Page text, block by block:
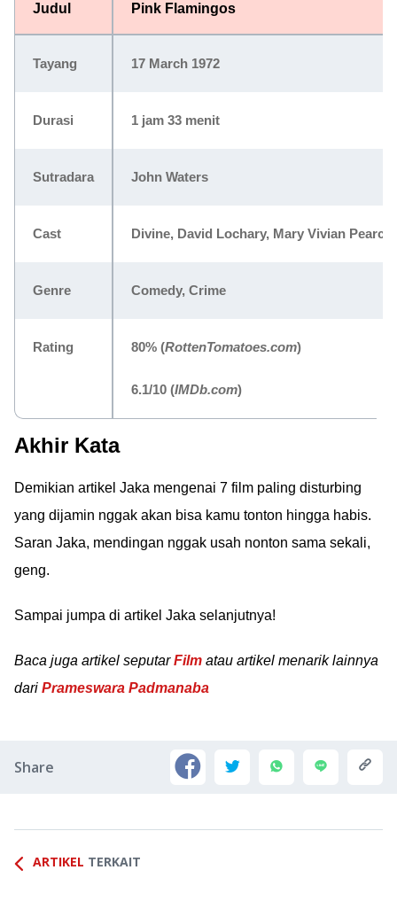
Judul Pink Flamingos
Tayang 17 March 1972
Durasi 1 jam 33 menit
Sutradara John Waters
Cast Divine, David Lochary, Mary Vivian Pearce
Genre Comedy, Crime
Rating 80% (RottenTomatoes.com)
6.1/10 (IMDb.com)
Akhir Kata
Demikian artikel Jaka mengenai 7 film paling disturbing
yang dijamin nggak akan bisa kamu tonton hingga habis.
Saran Jaka, mendingan nggak usah nonton sama sekali,
geng.
Sampai jumpa di artikel Jaka selanjutnya!
Baca juga artikel seputarFilm atau artikel menarik lainnya
dari Prameswara Padmanaba
Share
ARTIKEL TERKAIT